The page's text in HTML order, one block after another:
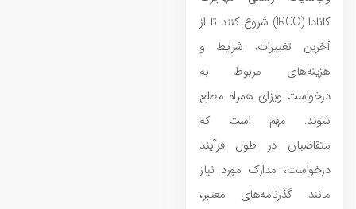
کانادا (IRCC) شروع کنند تا از
آخرین تغییرات، شرایط و
هزینه‌های مربوط به
درخواست ویزای همراه مطلع
شوند. مهم است که
متقاضیان در طول فرآیند
درخواست، مدارک مورد نیاز
مانند گذرنامه‌های معتبر،